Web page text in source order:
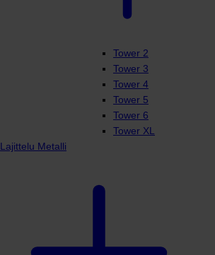
Tower 2
Tower 3
Tower 4
Tower 5
Tower 6
Tower XL
Lajittelu Metalli